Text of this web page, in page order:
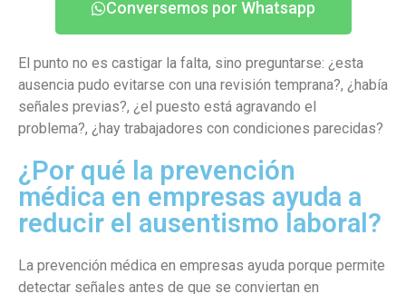
Conversemos por Whatsapp
El punto no es castigar la falta, sino preguntarse: ¿esta
ausencia pudo evitarse con una revisión temprana?, ¿había
señales previas?, ¿el puesto está agravando el
problema?, ¿hay trabajadores con condiciones parecidas?
¿Por qué la prevención
médica en empresas ayuda a
reducir el ausentismo laboral?
La prevención médica en empresas ayuda porque permite
detectar señales antes de que se conviertan en